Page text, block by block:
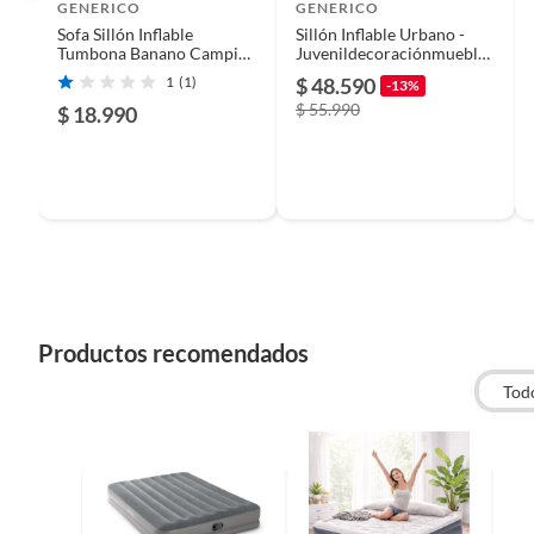
Características
remanufacturados o con alguna deficiencia, que sean
Alimentos, bebidas, medicamentos, suplementos alimenticios,
Pinturas de un color a solicitud.
Plantas.
GENERICO
Sofa Sillón Inflable
Tumbona Banano Camping
Playa
1 (1)
$ 18.990
GENERICO
Sillón Inflable Urbano -
Juvenildecoraciónmuebleg
$ 48.590 -13%
$ 55.990
Productos recomendados